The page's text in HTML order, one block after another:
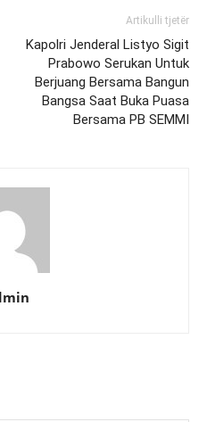
Artikulli tjetër
Kapolri Jenderal Listyo Sigit
Prabowo Serukan Untuk
Berjuang Bersama Bangun
Bangsa Saat Buka Puasa
Bersama PB SEMMI